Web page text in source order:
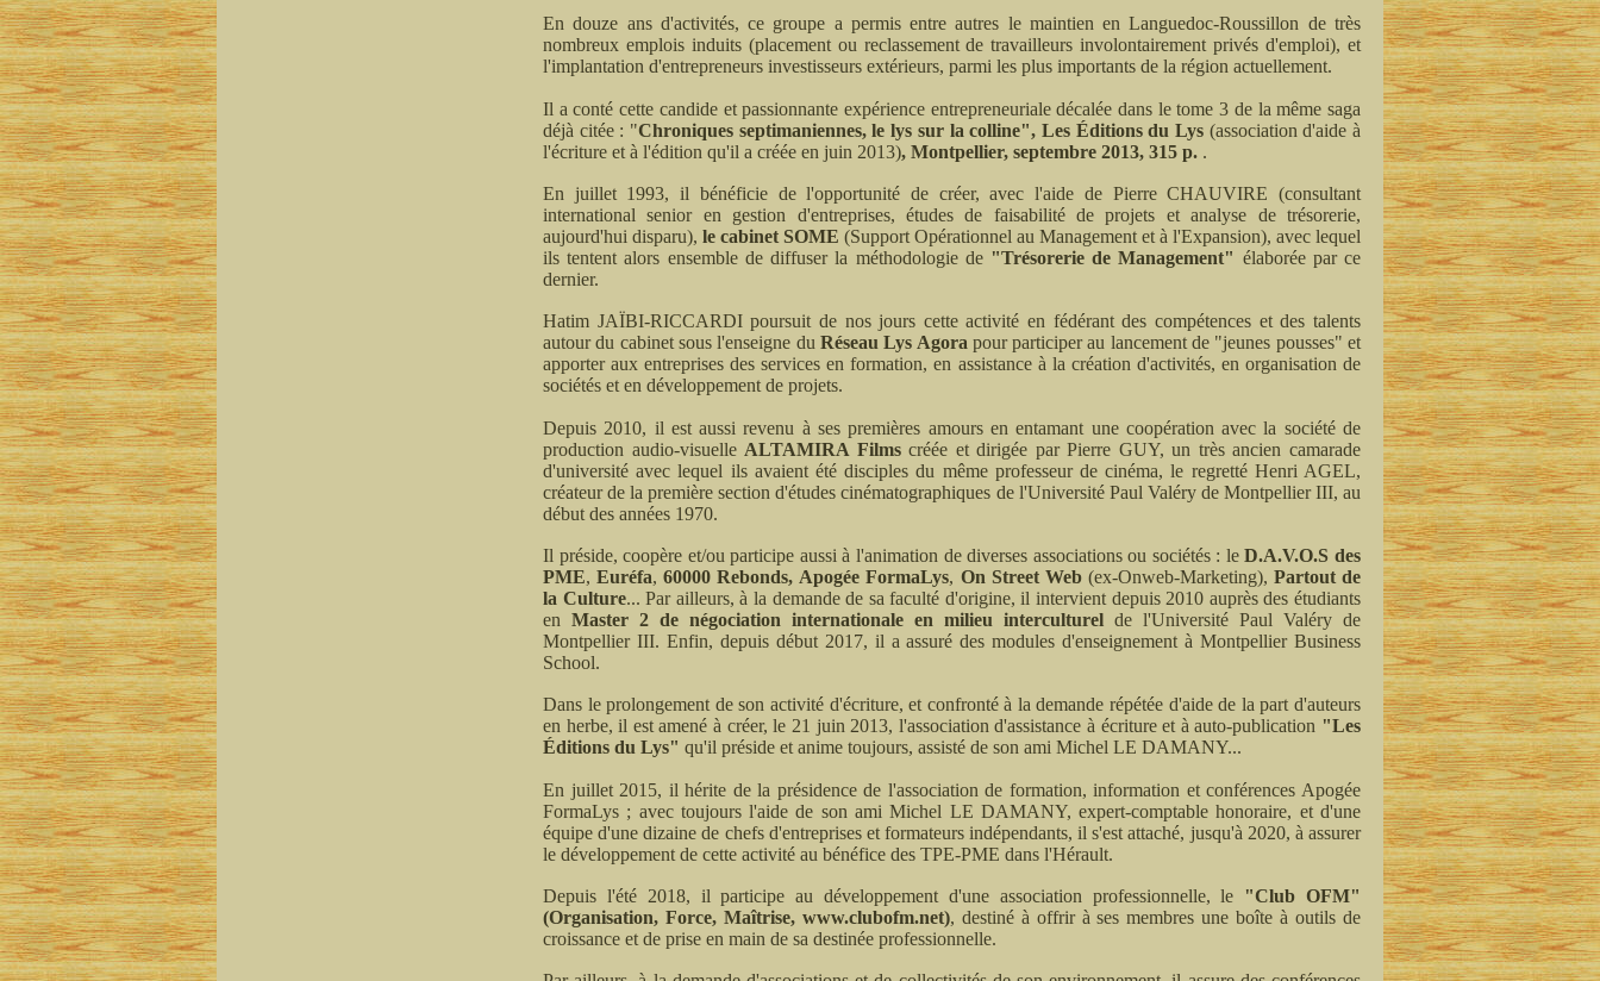
En douze ans d'activités, ce groupe a permis entre autres le maintien en Languedoc-Roussillon de très
nombreux emplois induits (placement ou reclassement de travailleurs involontairement privés d'emploi), et
l'implantation d'entrepreneurs investisseurs extérieurs, parmi les plus importants de la région actuellement.
Il a conté cette candide et passionnante expérience entrepreneuriale décalée dans le tome 3 de la même saga
déjà citée : "Chroniques septimaniennes, le lys sur la colline", Les Éditions du Lys (association d'aide à
l'écriture et à l'édition qu'il a créée en juin 2013), Montpellier, septembre 2013, 315 p. .
En juillet 1993, il bénéficie de l'opportunité de créer, avec l'aide de Pierre CHAUVIRE (consultant
international senior en gestion d'entreprises, études de faisabilité de projets et analyse de trésorerie,
aujourd'hui disparu), le cabinet SOME (Support Opérationnel au Management et à l'Expansion), avec lequel
ils tentent alors ensemble de diffuser la méthodologie de "Trésorerie de Management" élaborée par ce
dernier.
Hatim JAÏBI-RICCARDI poursuit de nos jours cette activité en fédérant des compétences et des talents
autour du cabinet sous l'enseigne du Réseau Lys Agora pour participer au lancement de "jeunes pousses" et
apporter aux entreprises des services en formation, en assistance à la création d'activités, en organisation de
sociétés et en développement de projets.
Depuis 2010, il est aussi revenu à ses premières amours en entamant une coopération avec la société de
production audio-visuelle ALTAMIRA Filmscréée et dirigée par Pierre GUY, un très ancien camarade
d'université avec lequel ils avaient été disciples du même professeur de cinéma, le regretté Henri AGEL,
créateur de la première section d'études cinématographiques de l'Université Paul Valéry de Montpellier III, au
début des années 1970.
Il préside, coopère et/ou participe aussi à l'animation de diverses associations ou sociétés : leD.A.V.O.S des
PME,Euréfa,60000 Rebonds, Apogée FormaLys, On Street Web(ex-Onweb-Marketing), Partout de
la Culture... Par ailleurs, à la demande de sa faculté d'origine, il intervient depuis 2010 auprès des étudiants
en Master 2 de négociation internationale en milieu interculturel de l'Université Paul Valéry de
Montpellier III. Enfin, depuis début 2017, il a assuré des modules d'enseignement à Montpellier Business
School.
Dans le prolongement de son activité d'écriture, et confronté à la demande répétée d'aide de la part d'auteurs
en herbe, il est amené à créer, le 21 juin 2013, l'association d'assistance à écriture et à auto-publication "Les
Éditions du Lys" qu'il préside et anime toujours, assisté de son ami Michel LE DAMANY...
En juillet 2015, il hérite de la présidence de l'association de formation, information et conférences Apogée
FormaLys ; avec toujours l'aide de son ami Michel LE DAMANY, expert-comptable honoraire, et d'une
équipe d'une dizaine de chefs d'entreprises et formateurs indépendants, il s'est attaché, jusqu'à 2020, à assurer
le développement de cette activité au bénéfice des TPE-PME dans l'Hérault.
Depuis l'été 2018, il participe au développement d'une association professionnelle, le
"Club OFM"
(Organisation, Force, Maîtrise, www.clubofm.net), destiné à offrir à ses membres une boîte à outils de
croissance et de prise en main de sa destinée professionnelle.